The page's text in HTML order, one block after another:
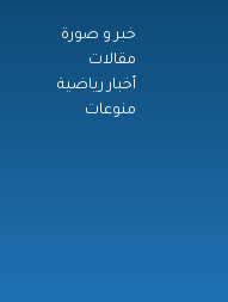
خبر و صورة
مقالات
أخبار رياضية
منوعات